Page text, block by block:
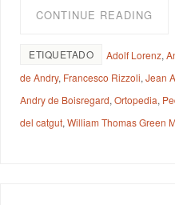
CONTINUE READING
ETIQUETADO Adolf Lorenz,
de Andry, Francesco Rizzoli,Jean
Andry de Boisregard,Ortopedia,
del catgut,William Thomas Green